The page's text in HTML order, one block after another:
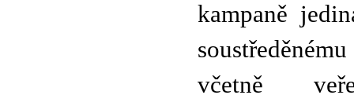
kampaně
včetně